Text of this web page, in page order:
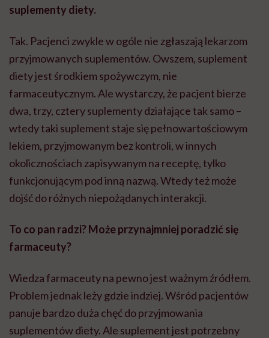
suplementy diety.
Tak. Pacjenci zwykle w ogóle nie zgłaszają lekarzom
przyjmowanych suplementów. Owszem, suplement
diety jest środkiem spożywczym, nie
farmaceutycznym.Alewystarczy, że pacjent bierze
dwa, trzy, cztery suplementy działające tak samo –
wtedy taki suplement staje się pełnowartościowym
lekiem, przyjmowanym bez kontroli, w innych
okolicznościach zapisywanym na receptę, tylko
funkcjonującym pod inną nazwą. Wtedy też może
dojść do różnych niepożądanych interakcji.
To co pan radzi? Może przynajmniej poradzić się
farmaceuty?
Wiedza farmaceuty na pewno jest ważnym źródłem.
Problem jednak leży gdzie indziej. Wśród pacjentów
panuje bardzo duża chęć do przyjmowania
suplementów diety.Ale suplement jest potrzebny